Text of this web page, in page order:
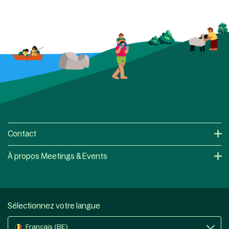
Contact
À propos Meetings & Events
Sélectionnez votre langue
Français (BE)